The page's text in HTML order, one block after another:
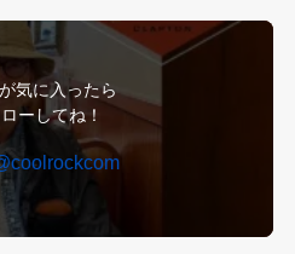
気に入ったら
ーしてね！